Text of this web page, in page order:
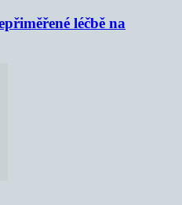
léčbě na